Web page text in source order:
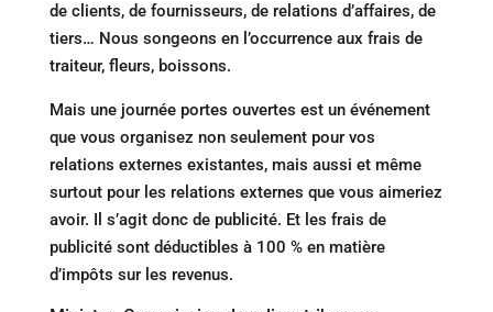
de clients, de fournisseurs, de relations d’affaires, de
tiers… Nous songeons en l’occurrence aux frais de
traiteur, fleurs, boissons.
Mais une journée portes ouvertes est un événement
que vous organisez non seulement pour vos
relations externes existantes, mais aussi et même
surtout pour les relations externes que vous aimeriez
avoir. Il s’agit donc de publicité. Et les frais de
publicité sont déductibles à 100 % en matière
d’impôts sur les revenus.